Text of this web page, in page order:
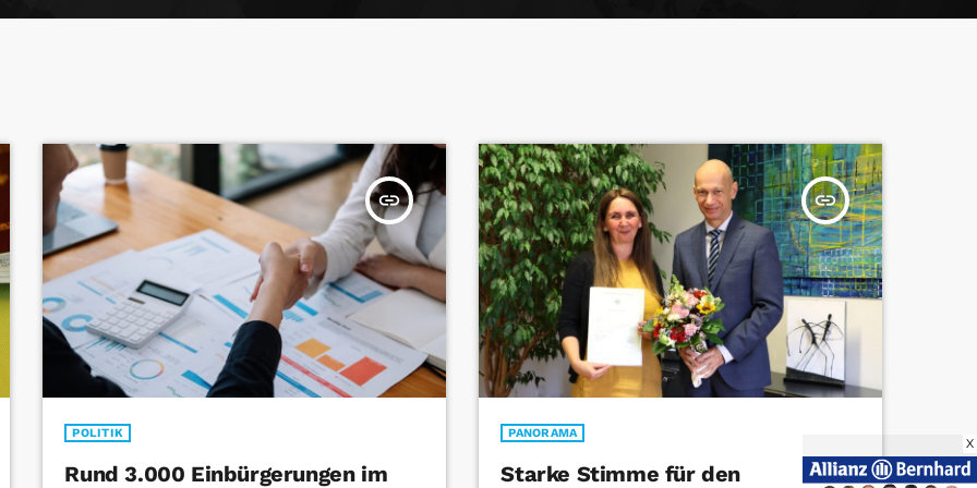
insert_link
POLITIK
Rund 3.000 Einbürgerungen im
insert_link
PANORAMA
Starke Stimme für den
X